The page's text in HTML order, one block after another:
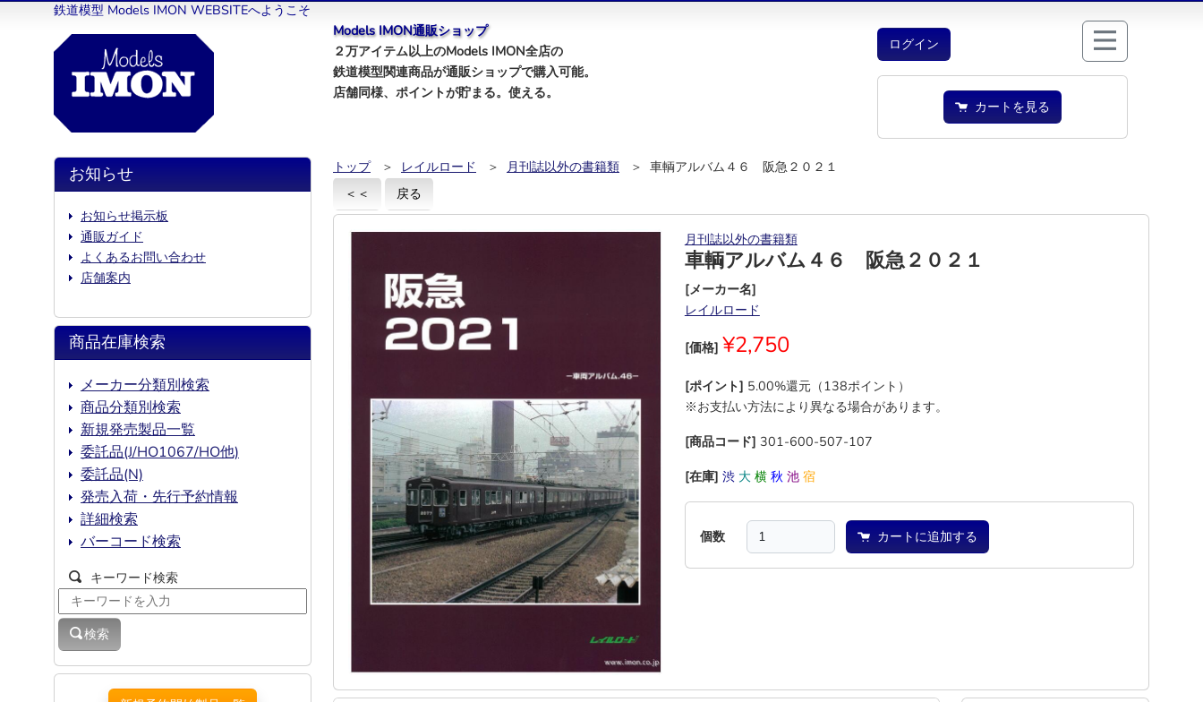
鉄道模型 Models IMON WEBSITEへようこそ
Models IMON通販ショップ
２万アイテム以上のModels IMON全店の
鉄道模型関連商品が通販ショップで購入可能。
店舗同様、ポイントが貯まる。使える。
ログイン
カートを見る
トップ ＞ レイルロード ＞ 月刊誌以外の書籍類
＞ 車輌アルバム４６ 阪急２０２１
＜＜
戻る
月刊誌以外の書籍類
車輌アルバム４６ 阪急２０２１
[メーカー名]
レイルロード
[価格] ¥2,750
[ポイント] 5.00%還元（138ポイント）
※お支払い方法により異なる場合があります。
[商品コード] 301-600-507-107
[在庫] 渋 大 横 秋 池 宿
個数 カートに追加する
お知らせ
お知らせ掲示板
通販ガイド
よくあるお問い合わせ
店舗案内
商品在庫検索
メーカー分類別検索
商品分類別検索
新規発売製品一覧
委託品(J/HO1067/HO他)
委託品(N)
発売入荷・先行予約情報
詳細検索
バーコード検索
キーワード検索
検索